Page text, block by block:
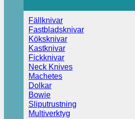
Fällknivar
Fastbladsknivar
Köksknivar
Kastknivar
Fickknivar
Neck Knives
Machetes
Dolkar
Bowie
Sliputrustning
Multiverktyg